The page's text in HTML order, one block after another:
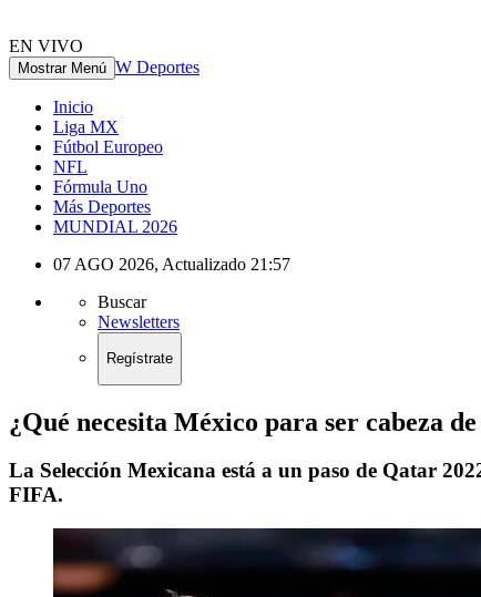
EN VIVO
Mostrar Menú W Deportes
Inicio
Liga MX
Fútbol Europeo
NFL
Fórmula Uno
Más Deportes
MUNDIAL 2026
07 AGO 2026, Actualizado 21:57
Buscar
Newsletters
Regístrate
¿Qué necesita México para ser cabeza
La Selección Mexicana está a un paso de Qatar
FIFA.